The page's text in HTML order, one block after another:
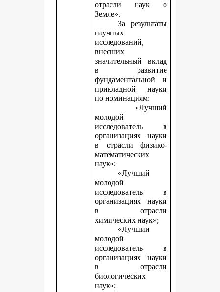
отрасли наук о
Земле».
За результаты
научных
исследований,
внесших
значительный вклад
в развитие
фундаментальной и
прикладной науки
по номинациям:
«Лучший
молодой
исследователь в
организациях науки
в отрасли физико-
математических
наук»;
«Лучший
молодой
исследователь в
организациях науки
в отрасли
химических наук»;
«Лучший
молодой
исследователь в
организациях науки
в отрасли
биологических
наук»;